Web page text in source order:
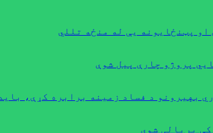
پټنځایونه یې له منځه تللي
بهیرونو د فساد زمینه برابره کړې،
بریالی شوی